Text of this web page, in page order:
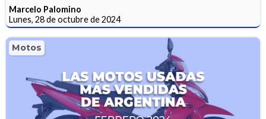
Marcelo Palomino
Lunes, 28 de octubre de 2024
Motos